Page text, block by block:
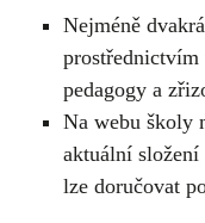
Nejméně
prostřednictvím
pedagogy a
Na webu školy
aktuální
lze doručovat